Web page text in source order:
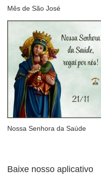
Mês de São José
Nossa Senhora da Saúde
Baixe nosso aplicativo